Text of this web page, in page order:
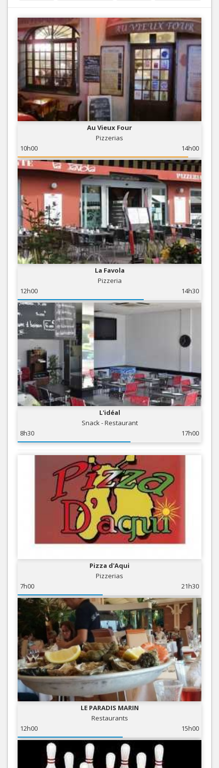
Au Vieux Four
Pizzerias
10h00
14h00
La Favola
Pizzeria
12h00
14h30
L'idéal
Snack - Restaurant
8h30
17h00
Pizza d'Aqui
Pizzerias
7h00
21h30
LE PARADIS MARIN
Restaurants
12h00
15h00